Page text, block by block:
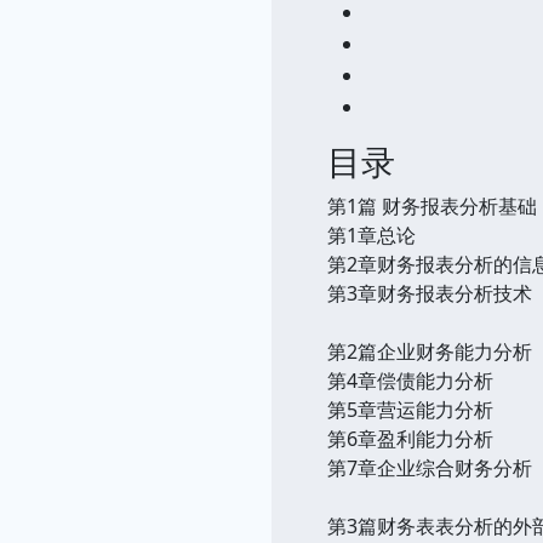
目录
第1篇 财务报表分析基础
第1章总论
第2章财务报表分析的信
第3章财务报表分析技术
第2篇企业财务能力分析
第4章偿债能力分析
第5章营运能力分析
第6章盈利能力分析
第7章企业综合财务分析
第3篇财务表表分析的外